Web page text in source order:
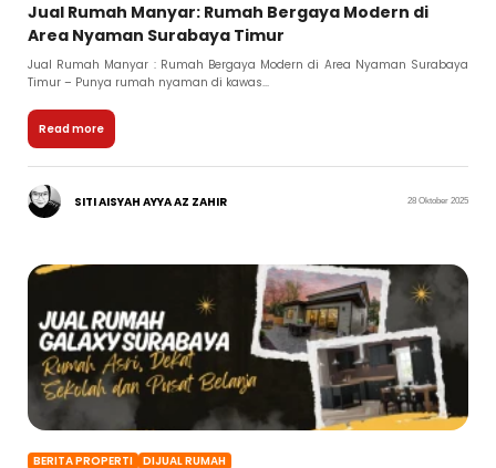
Jual Rumah Manyar: Rumah Bergaya Modern di
Area Nyaman Surabaya Timur
Jual Rumah Manyar : Rumah Bergaya Modern di Area Nyaman Surabaya
Timur – Punya rumah nyaman di kawas...
Read more
SITI AISYAH AYYA AZ ZAHIR 28 Oktober 2025
BERITA PROPERTI DIJUAL RUMAH